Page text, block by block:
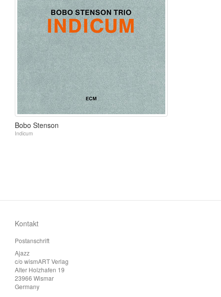
Bobo Stenson
Indicum
Kontakt
Postanschrift
Ajazz
c/o wismART Verlag
Alter Holzhafen 19
23966 Wismar
Germany